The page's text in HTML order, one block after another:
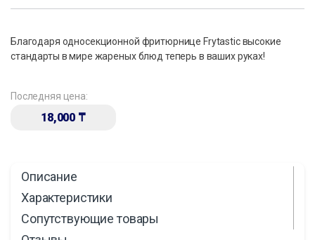
Благодаря односекционной фритюрнице Frytastic высокие
стандарты в мире жареных блюд теперь в ваших руках!
Последняя цена:
18,000 ₸
Описание
Характеристики
Сопутствующие товары